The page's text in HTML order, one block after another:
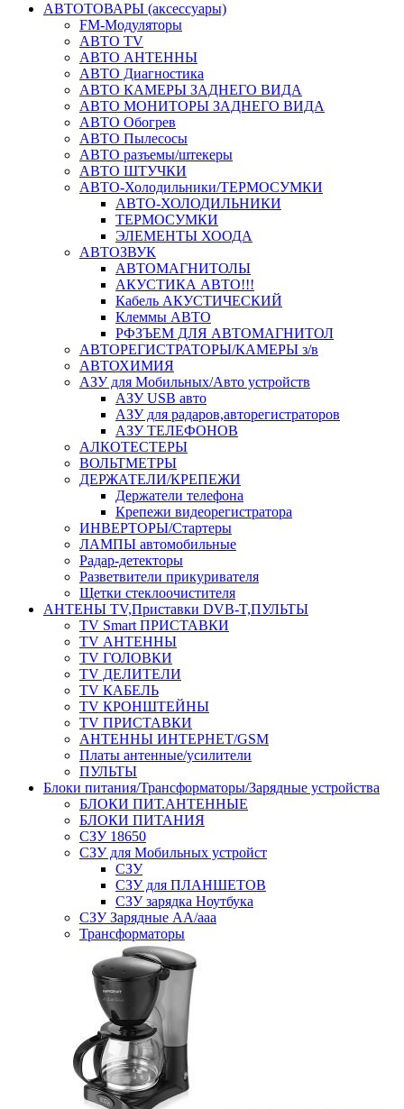
АВТОТОВАРЫ (аксессуары)
FM-Модуляторы
АВТО TV
АВТО АНТЕННЫ
АВТО Диагностика
АВТО КАМЕРЫ ЗАДНЕГО ВИДА
АВТО МОНИТОРЫ ЗАДНЕГО ВИДА
АВТО Обогрев
АВТО Пылесосы
АВТО разъемы/штекеры
АВТО ШТУЧКИ
АВТО-Холодильники/ТЕРМОСУМКИ
АВТО-ХОЛОДИЛЬНИКИ
ТЕРМОСУМКИ
ЭЛЕМЕНТЫ ХООДА
АВТОЗВУК
АВТОМАГНИТОЛЫ
АКУСТИКА АВТО!!!
Кабель АКУСТИЧЕСКИЙ
Клеммы АВТО
РФЗЪЕМ ДЛЯ АВТОМАГНИТОЛ
АВТОРЕГИСТРАТОРЫ/КАМЕРЫ з/в
АВТОХИМИЯ
АЗУ для Мобильных/Авто устройств
АЗУ USB авто
АЗУ для радаров,авторегистраторов
АЗУ ТЕЛЕФОНОВ
АЛКОТЕСТЕРЫ
ВОЛЬТМЕТРЫ
ДЕРЖАТЕЛИ/КРЕПЕЖИ
Держатели телефона
Крепежи видеорегистратора
ИНВЕРТОРЫ/Стартеры
ЛАМПЫ автомобильные
Радар-детекторы
Разветвители прикуривателя
Щетки стеклоочистителя
АНТЕНЫ ТV,Приставки DVB-T,ПУЛЬТЫ
TV Smart ПРИСТАВКИ
TV АНТЕННЫ
TV ГОЛОВКИ
TV ДЕЛИТЕЛИ
TV КАБЕЛЬ
TV КРОНШТЕЙНЫ
TV ПРИСТАВКИ
АНТЕННЫ ИНТЕРНЕТ/GSM
Платы антенные/усилители
ПУЛЬТЫ
Блоки питания/Трансформаторы/Зарядные устройства
БЛОКИ ПИТ.АНТЕННЫЕ
БЛОКИ ПИТАНИЯ
СЗУ 18650
СЗУ для Мобильных устройст
СЗУ
СЗУ для ПЛАНШЕТОВ
СЗУ зарядка Ноутбука
СЗУ Зарядные АА/ааа
Трансформаторы